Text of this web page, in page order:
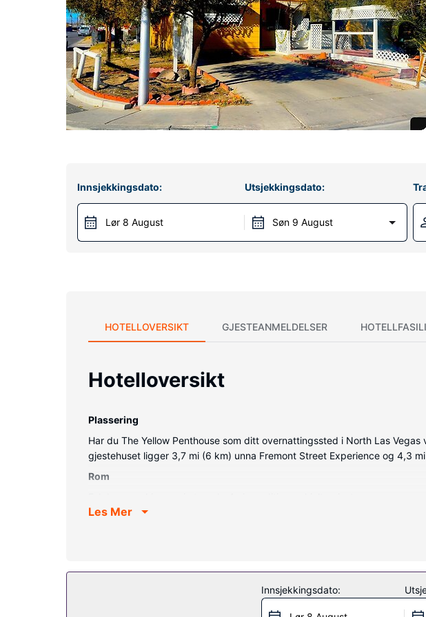
Innsjekkingsdato:
Lør 8 August
Utsjekkingsdato:
Søn 9 August
HOTELLOVERSIKT GJESTEANMELDELSER
Hotelloversikt
Plassering
Har du The Yellow Penthouse som ditt overnattingssted i North Las
gjestehuset ligger 3,7 mi (6 km) unna Fremont Street Experience og 4,3
Rom
Badene har dusj og toalettartikler (inkludert). Rommene har flaskevann
Andre fasiliteter
Gjester har tilgang til blant annet hurtiginnsjekking og hurtigutsjekking.
Les Mer
Innsjekkingsdato: